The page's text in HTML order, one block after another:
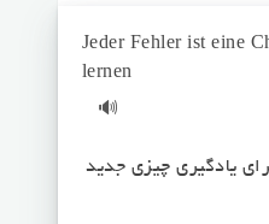
Jeder Fehler ist eine
lernen
🔊
یادگیری چیزی جدید